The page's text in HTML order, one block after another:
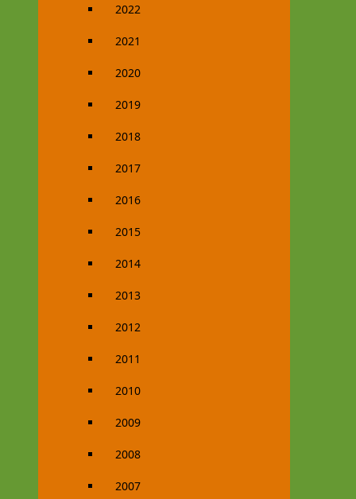
2022
2021
2020
2019
2018
2017
2016
2015
2014
2013
2012
2011
2010
2009
2008
2007